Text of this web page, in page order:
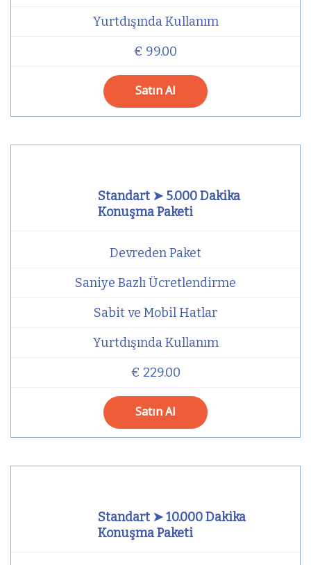
Yurtdışında Kullanım
€ 99.00
Satın Al
Standart ➤ 5.000 Dakika
Konuşma Paketi
Devreden Paket
Saniye Bazlı Ücretlendirme
Sabit ve Mobil Hatlar
Yurtdışında Kullanım
€ 229.00
Satın Al
Standart ➤ 10.000 Dakika
Konuşma Paketi